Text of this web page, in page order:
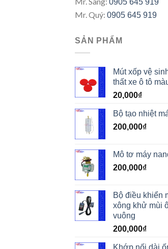
0905 645 919
Mr. Quý: 0905 645 919
SẢN PHẨM
Mút xốp vệ
thất xe ô tô
20,000₫
Bộ tạo nhiệt
200,000₫
Mô tơ máy
200,000₫
Bộ điều khiển
xông khử mùi
vuông
200,000₫
Khớp nối dài